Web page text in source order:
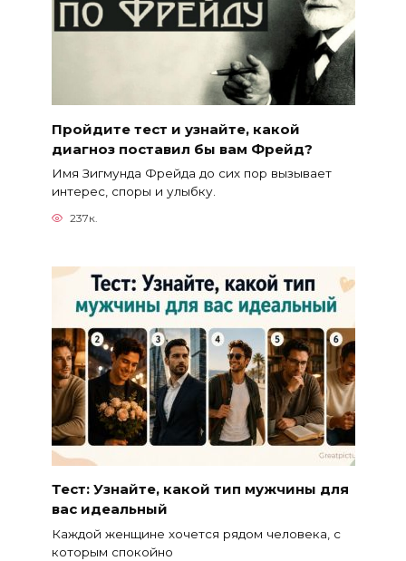
Пройдите тест и узнайте, какой
диагноз поставил бы вам Фрейд?
Имя Зигмунда Фрейда до сих пор вызывает
интерес, споры и улыбку.
237к.
Тест: Узнайте, какой тип мужчины для
вас идеальный
Каждой женщине хочется рядом человека, с
которым спокойно